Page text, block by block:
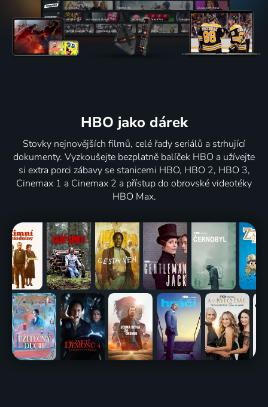
HBO jako dárek
Stovky nejnovějších filmů, celé řady seriálů a strhující
dokumenty. Vyzkoušejte bezplatně balíček HBO a užívejte
si extra porci zábavy se stanicemi HBO, HBO 2, HBO 3,
Cinemax 1 a Cinemax 2 a přístup do obrovské videotéky
HBO Max.